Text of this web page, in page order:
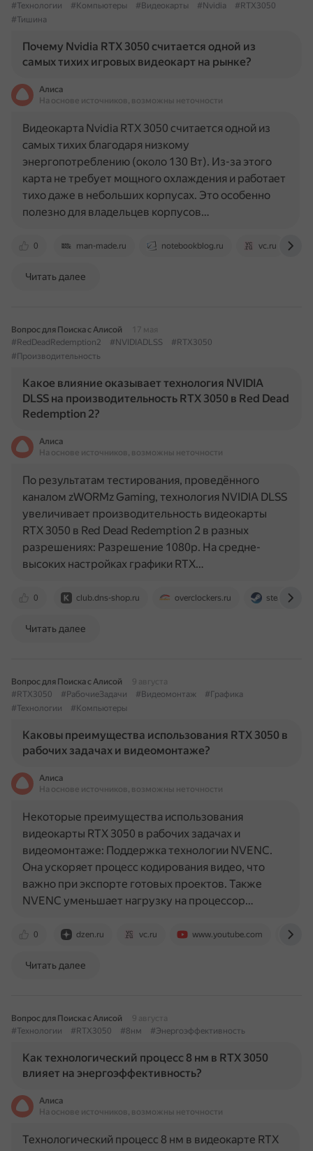
#Технологии
#Компьютеры #Видеокарты #Nvidia
#RTX3050
#Тишина
Почему Nvidia RTX 3050 считается одной из
самых тихих игровых видеокарт на рынке?
Алиса
На основе источников, возможны неточности
0 man-made.ru notebookblog.ru vc.ru
Видеокарта Nvidia RTX 3050 считается одной из
самых тихих благодаря низкому
энергопотреблению (около 130 Вт). Из-за этого
карта не требует мощного охлаждения и работает
тихо даже в небольших корпусах. Это особенно
полезно для владельцев корпусов…
Читать далее
Вопрос для Поиска с Алисой
17 мая
#RedDeadRedemption2
#NVIDIADLSS
#RTX3050
#Производительность
Какое влияние оказывает технология NVIDIA
DLSS на производительность RTX 3050 в Red Dead
Redemption 2?
Алиса
На основе источников, возможны неточности
0 club.dns-shop.ru overclockers.ru
По результатам тестирования, проведённого
каналом zWORMz Gaming, технология NVIDIA DLSS
увеличивает производительность видеокарты
RTX 3050 в Red Dead Redemption 2 в разных
разрешениях: Разрешение 1080p. На средне-
высоких настройках графики RTX…
Читать далее
Вопрос для Поиска с Алисой
9 августа
#RTX3050
#РабочиеЗадачи #Видеомонтаж
#Графика
#Технологии
#Компьютеры
Каковы преимущества использования RTX 3050 в
рабочих задачах и видеомонтаже?
Алиса
На основе источников, возможны неточности
0 dzen.ru vc.ru www.youtube.com
Некоторые преимущества использования
видеокарты RTX 3050 в рабочих задачах и
видеомонтаже: Поддержка технологии NVENC.
Она ускоряет процесс кодирования видео, что
важно при экспорте готовых проектов. Также
NVENC уменьшает нагрузку на процессор…
Читать далее
Вопрос для Поиска с Алисой
9 августа
#Технологии
#RTX3050 #8нм #Энергоэффективность
Как технологический процесс 8 нм в RTX 3050
влияет на энергоэффективность?
Алиса
На основе источников, возможны неточности
Технологический процесс 8 нм в видеокарте RTX